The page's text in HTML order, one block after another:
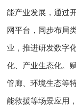
能产业发展，通过
网平台，同步布局
业，推进研发数字
化、产业生态化。
管廊、环境生态等
能救援等场景应用